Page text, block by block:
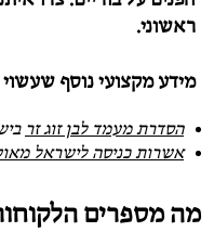
ראשוני.
מידע מקצועי נוסף
הסדרת מעמד לבן זוג זר
אשרות כניסה לישראל
מה מספרים